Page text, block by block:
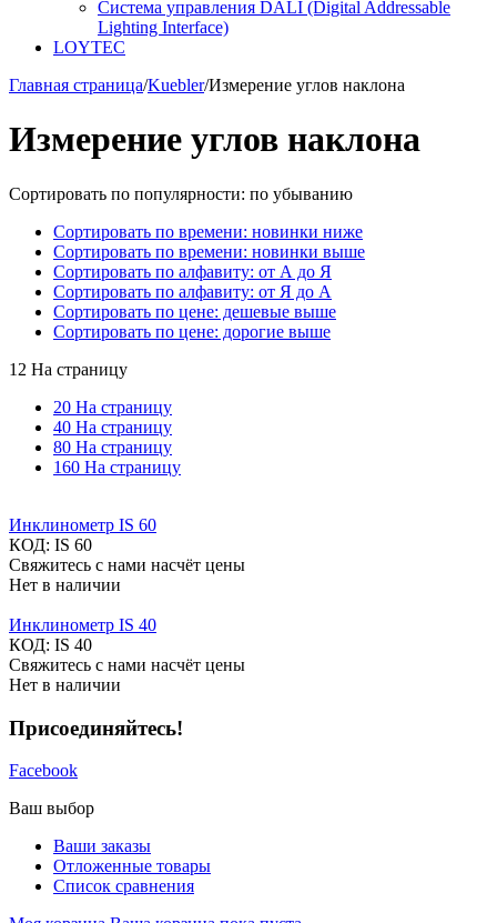
Система управления DALI (Digital Addressable
Lighting Interface)
LOYTEC
Главная страница/Kuebler/Измерение углов наклона
Измерение углов наклона
Сортировать по популярности: по убыванию
Сортировать по времени: новинки ниже
Сортировать по времени: новинки выше
Сортировать по алфавиту: от А до Я
Сортировать по алфавиту: от Я до А
Сортировать по цене: дешевые выше
Сортировать по цене: дорогие выше
12 На страницу
20 На страницу
40 На страницу
80 На страницу
160 На страницу
Инклинометр IS 60
КОД: IS 60
Свяжитесь с нами насчёт цены
Нет в наличии
Инклинометр IS 40
КОД: IS 40
Свяжитесь с нами насчёт цены
Нет в наличии
Присоединяйтесь!
Facebook
Ваш выбор
Ваши заказы
Отложенные товары
Список сравнения